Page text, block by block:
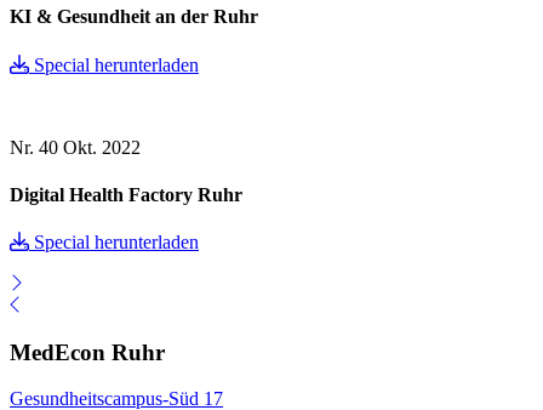
KI & Gesundheit an der Ruhr
Special herunterladen
Nr. 40 Okt. 2022
Digital Health Factory Ruhr
Special herunterladen
MedEcon Ruhr
Gesundheitscampus-Süd 17